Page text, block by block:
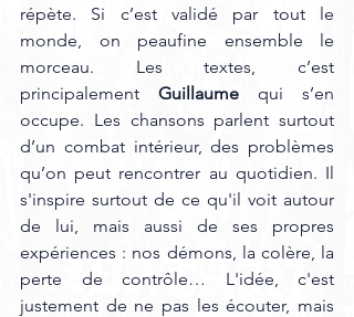
répète. Si c’est validé par tout le
monde, on peaufine ensemble le
morceau. Les textes, c’est
principalement Guillaume qui s’en
occupe. Les chansons parlent surtout
d’un combat intérieur, des problèmes
qu’on peut rencontrer au quotidien. Il
s'inspire surtout de ce qu'il voit autour
de lui, mais aussi de ses propres
expériences : nos démons, la colère, la
perte de contrôle… L'idée, c'est
justement de ne pas les écouter, mais